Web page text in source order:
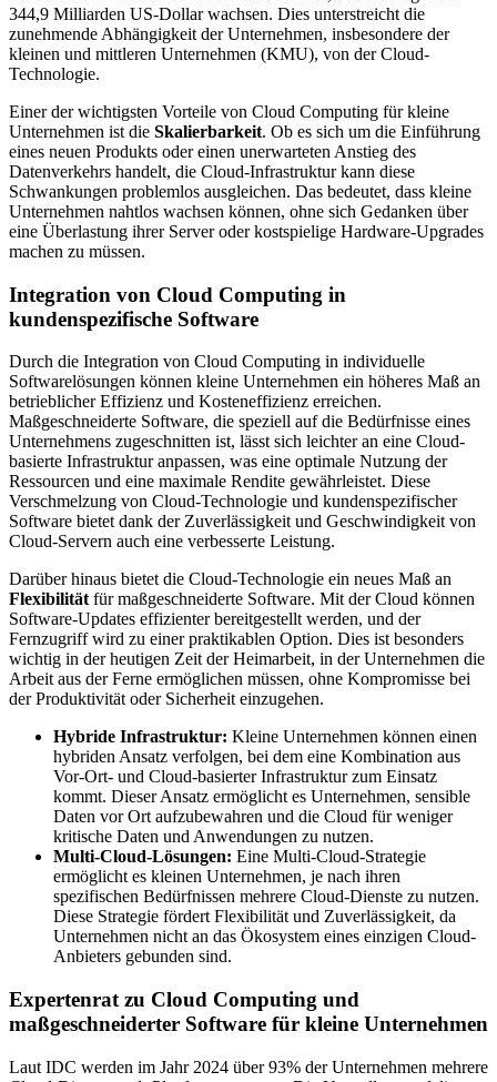
344,9 Milliarden US-Dollar wachsen. Dies unterstreicht die
zunehmende Abhängigkeit der Unternehmen, insbesondere der
kleinen und mittleren Unternehmen (KMU), von der Cloud-
Technologie.
Einer der wichtigsten Vorteile von Cloud Computing für kleine
Unternehmen ist die Skalierbarkeit. Ob es sich um die Einführung
eines neuen Produkts oder einen unerwarteten Anstieg des
Datenverkehrs handelt, die Cloud-Infrastruktur kann diese
Schwankungen problemlos ausgleichen. Das bedeutet, dass kleine
Unternehmen nahtlos wachsen können, ohne sich Gedanken über
eine Überlastung ihrer Server oder kostspielige Hardware-Upgrades
machen zu müssen.
Integration von Cloud Computing in
kundenspezifische Software
Durch die Integration von Cloud Computing in individuelle
Softwarelösungen können kleine Unternehmen ein höheres Maß an
betrieblicher Effizienz und Kosteneffizienz erreichen.
Maßgeschneiderte Software, die speziell auf die Bedürfnisse eines
Unternehmens zugeschnitten ist, lässt sich leichter an eine Cloud-
basierte Infrastruktur anpassen, was eine optimale Nutzung der
Ressourcen und eine maximale Rendite gewährleistet. Diese
Verschmelzung von Cloud-Technologie und kundenspezifischer
Software bietet dank der Zuverlässigkeit und Geschwindigkeit von
Cloud-Servern auch eine verbesserte Leistung.
Darüber hinaus bietet die Cloud-Technologie ein neues Maß an
Flexibilität für maßgeschneiderte Software. Mit der Cloud können
Software-Updates effizienter bereitgestellt werden, und der
Fernzugriff wird zu einer praktikablen Option. Dies ist besonders
wichtig in der heutigen Zeit der Heimarbeit, in der Unternehmen die
Arbeit aus der Ferne ermöglichen müssen, ohne Kompromisse bei
der Produktivität oder Sicherheit einzugehen.
Hybride Infrastruktur: Kleine Unternehmen können einen
hybriden Ansatz verfolgen, bei dem eine Kombination aus
Vor-Ort- und Cloud-basierter Infrastruktur zum Einsatz
kommt. Dieser Ansatz ermöglicht es Unternehmen, sensible
Daten vor Ort aufzubewahren und die Cloud für weniger
kritische Daten und Anwendungen zu nutzen.
Multi-Cloud-Lösungen: Eine Multi-Cloud-Strategie
ermöglicht es kleinen Unternehmen, je nach ihren
spezifischen Bedürfnissen mehrere Cloud-Dienste zu nutzen.
Diese Strategie fördert Flexibilität und Zuverlässigkeit, da
Unternehmen nicht an das Ökosystem eines einzigen Cloud-
Anbieters gebunden sind.
Expertenrat zu Cloud Computing und
maßgeschneiderter Software für kleine Unternehmen
Laut IDC werden im Jahr 2024 über 93% der Unternehmen mehrere